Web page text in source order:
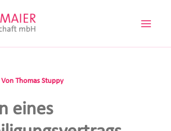
Von Thomas Stuppy
eines